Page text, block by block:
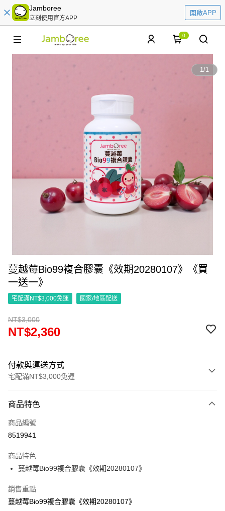
Jamboree
立刻使用官方APP
開啟APP
0
1/1
蔓越莓Bio99複合膠囊《效期20280107》《買
一送一》
宅配滿NT$3,000免運 國家/地區配送
NT$3,000
NT$2,360
付款與運送方式
宅配滿NT$3,000免運
信用卡一次付款
信用卡分期付款
合作金庫商業銀行
華南商業銀行
彰化商業銀行
國泰世華商業銀行
臺灣中小企業銀行
台中商業銀行
24 期 0 利率 每期
華南商業銀行
上海商業儲蓄銀行
兆豐國際商業銀行
臺灣中小企業銀行
Apple Pay
商品特色
商品編號
8519941
商品特色
蔓越莓Bio99複合膠囊《效期20280107》
銷售重點
蔓越莓Bio99複合膠囊《效期20280107》